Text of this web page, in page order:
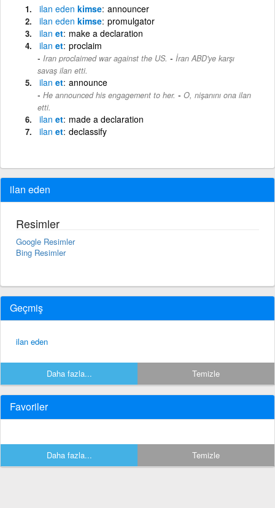
ilan eden kimse announcer
ilan eden kimse promulgator
ilan et make a declaration
ilan et proclaim
Iran proclaimed war against the US. - İran ABD'ye karşı
savaş ilan etti.
ilan et announce
He announced his engagement to her. - O, nişanını ona ilan
etti.
ilan et made a declaration
ilan et declassify
ilan eden
Resimler
Google Resimler
Bing Resimler
Geçmiş
ilan eden
Daha fazla... Temizle
Favoriler
Daha fazla... Temizle